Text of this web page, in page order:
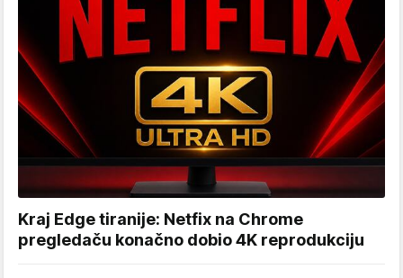
Kraj Edge tiranije: Netfix na Chrome
pregledaču konačno dobio 4K reprodukciju